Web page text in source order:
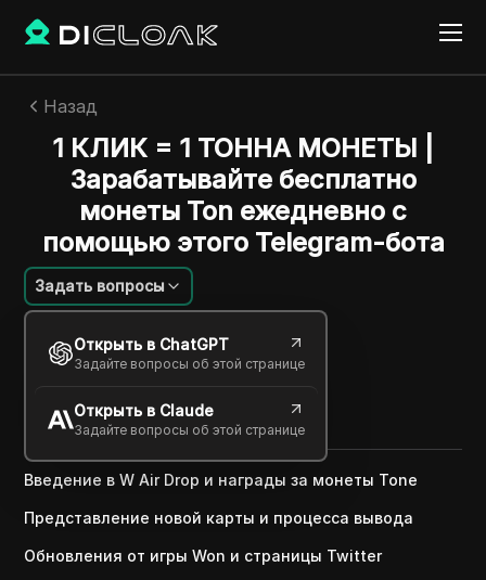
Назад
1 КЛИК = 1 ТОННА МОНЕТЫ |
Зарабатывайте бесплатно
монеты Ton ежедневно с
помощью этого Telegram-бота
Задать вопросы
Открыть в ChatGPT
Задайте вопросы об этой странице
Открыть в Claude
Задайте вопросы об этой странице
Алексей Сидоров
21 нояб. 2024 3 минут
Copy Link
Введение в W Air Drop и награды за монеты Tone
Представление новой карты и процесса вывода
Обновления от игры Won и страницы Twitter